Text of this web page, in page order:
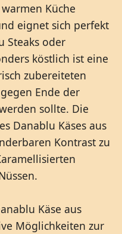
Küche
eignet sich perfekt
Steaks oder
köstlich ist eine
zubereiteten
Ende der
sollte. Die
Danablu Käses aus
Kontrast zu
Käse aus
Möglichkeiten zur